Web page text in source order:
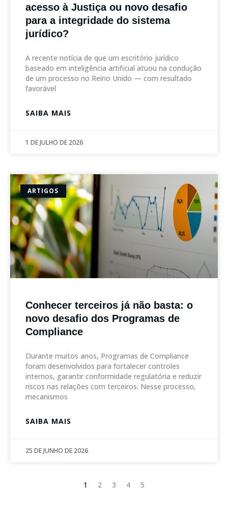
acesso à Justiça ou novo desafio
para a integridade do sistema
jurídico?
A recente notícia de que um escritório jurídico
baseado em inteligência artificial atuou na condução
de um processo no Reino Unido — com resultado
favorável
SAIBA MAIS
1 DE JULHO DE 2026
ARTIGOS
Conhecer terceiros já não basta: o
novo desafio dos Programas de
Compliance
Durante muitos anos, Programas de Compliance
foram desenvolvidos para fortalecer controles
internos, garantir conformidade regulatória e reduzir
riscos nas relações com terceiros. Nesse processo,
mecanismos
SAIBA MAIS
25 DE JUNHO DE 2026
1 2 3 4 5